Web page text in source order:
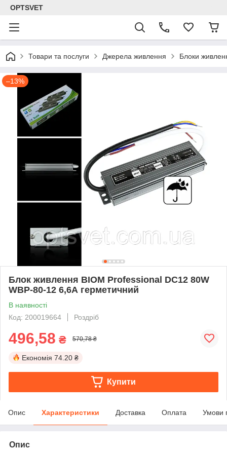
OPTSVET
Товари та послуги Джерела живлення Блоки
–13%
Блок живлення BIOM Professional DC12 80W
WBP-80-12 6,6А герметичний
В наявності
Код: 200019664
Роздріб
496,58 ₴ 570,78 ₴
Економія 74.20 ₴
Купити
Опис Характеристики Доставка Оплата Умови
Опис